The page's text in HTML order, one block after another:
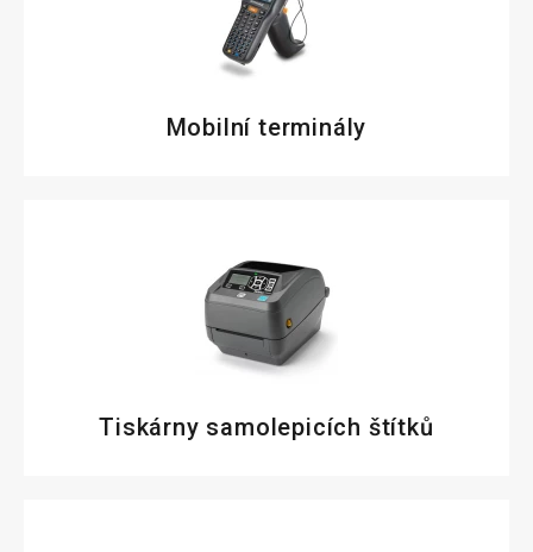
Mobilní terminály
Tiskárny samolepicích štítků